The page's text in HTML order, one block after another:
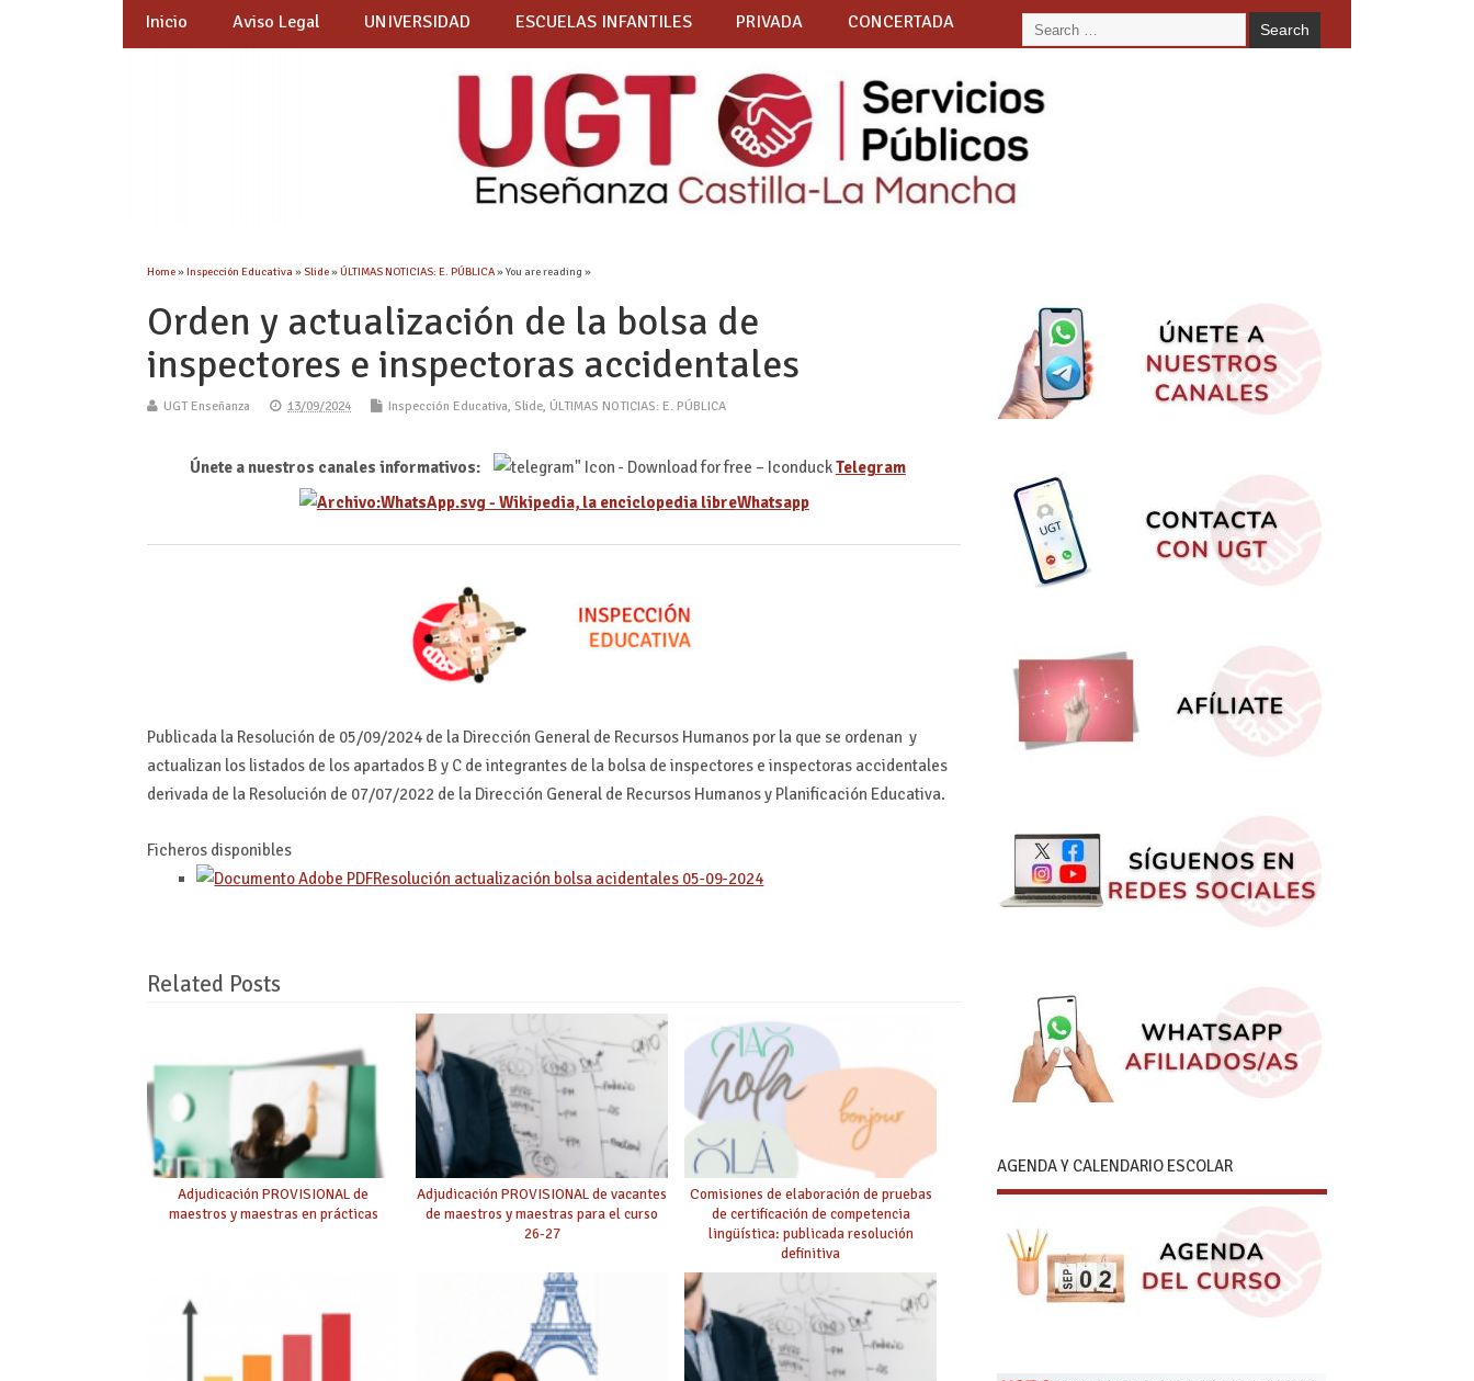
Inicio Aviso Legal UNIVERSIDAD ESCUELAS INFANTILES PRIVADA CONCERTADA
Home»Inspección Educativa »Slide»ÚLTIMAS NOTICIAS: E. PÚBLICA» You are reading »
Orden y actualización de la bolsa de
inspectores e inspectoras accidentales
UGT Enseñanza 13/09/2024 Inspección Educativa, Slide, ÚLTIMAS NOTICIAS: E. PÚBLICA
Únete a nuestros canales informativos:
Telegram
Whatsapp
Publicada la Resolución de 05/09/2024 de la Dirección General de Recursos Humanos por la que se ordenan y
actualizan los listados de los apartados B y C de integrantes de la bolsa de inspectores e inspectoras accidentales
derivada de la Resolución de 07/07/2022 de la Dirección General de Recursos Humanos y Planificación Educativa.
Ficheros disponibles
Resolución actualización bolsa acidentales 05-09-2024
Related Posts
Adjudicación PROVISIONAL de
maestros y maestras en prácticas
Adjudicación PROVISIONAL de vacantes
de maestros y maestras para el curso
26-27
Comisiones de elaboración de pruebas
de certificación de competencia
lingüística: publicada resolución
definitiva
AGENDA Y CALENDARIO ESCOLAR